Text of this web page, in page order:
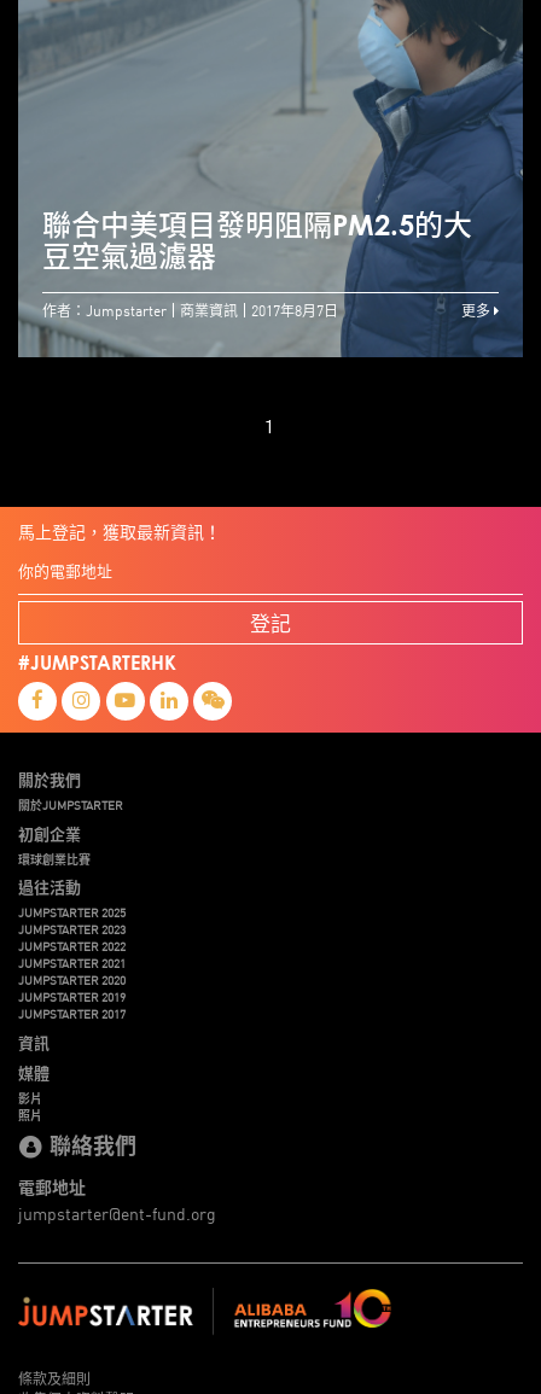
聯合中美項目發明阻隔PM2.5的大
豆空氣過濾器
作者：Jumpstarter 商業資訊 2017年8月7日 更多
1
馬上登記，獲取最新資訊！
登記
#JUMPSTARTERHK
關於我們
關於JUMPSTARTER
初創企業
環球創業比賽
過往活動
JUMPSTARTER 2025
JUMPSTARTER 2023
JUMPSTARTER 2022
JUMPSTARTER 2021
JUMPSTARTER 2020
JUMPSTARTER 2019
JUMPSTARTER 2017
資訊
媒體
影片
照片
聯絡我們
電郵地址
jumpstarter@ent-fund.org
條款及細則